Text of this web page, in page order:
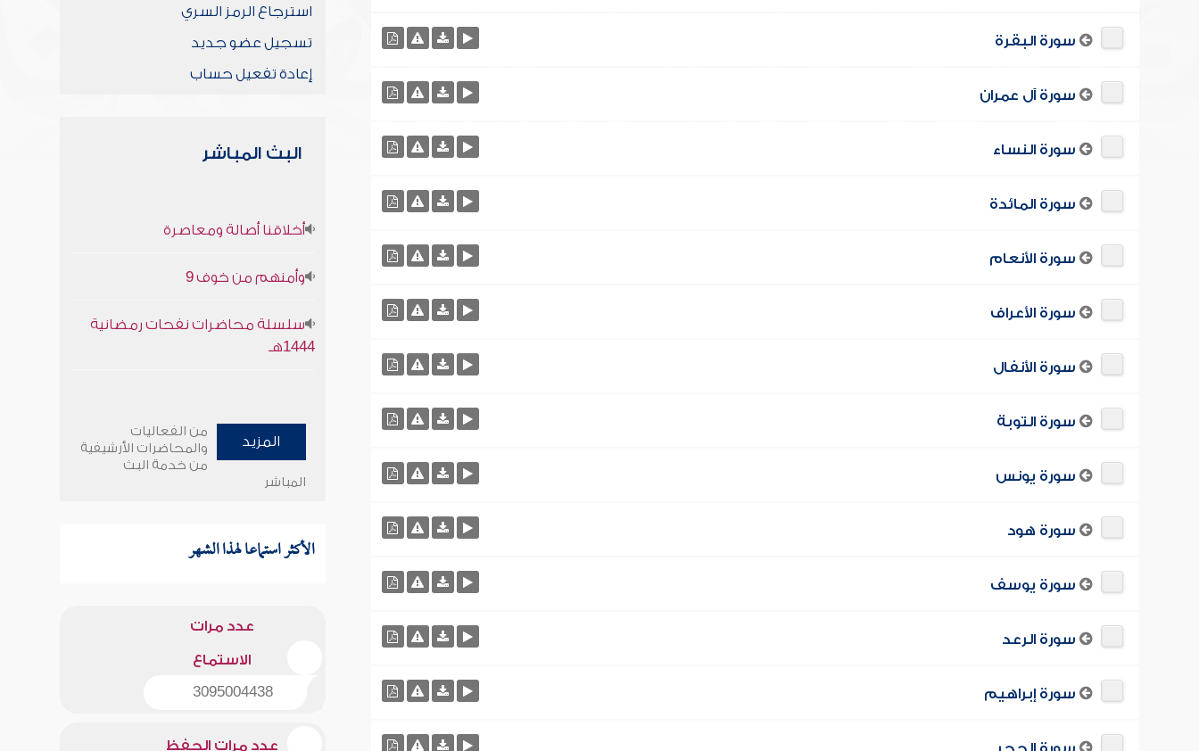
سورة البقرة
سورة آل عمران
سورة النساء
سورة المائدة
سورة الأنعام
سورة الأعراف
سورة الأنفال
سورة التوبة
سورة يونس
سورة هود
سورة يوسف
سورة الرعد
سورة إبراهيم
استرجاع الرمز السري
تسجيل عضو جديد
إعادة تفعيل حساب
البث المباشر
أخلاقنا أصالة ومعاصرة
وأمنهم من خوف 9
سلسلة محاضرات نفحات رمضانية
1444هـ
المزيد
من الفعاليات
والمحاضرات الأرشيفية
من خدمة البث
المباشر
الأكثر استماعا لهذا الشهر
عدد مرات
الاستماع
3095004438
عدد مرات الحفظ